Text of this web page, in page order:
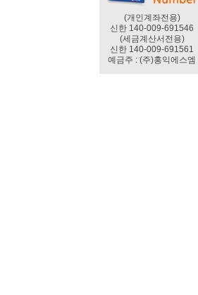
(개인계좌전용)
신한 140-009-691546
(세금계산서전용)
신한 140-009-691561
예금주 : (주)홍익에스엠